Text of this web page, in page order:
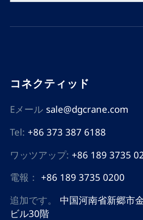
コネクティッド
Eメール sale@dgcrane.com
Tel: +86 373 387 6188
ワッツアップ: +86 189 3735
電報： +86 189 3735 0200
追加です。
中国河南省新郷市
ビル30階